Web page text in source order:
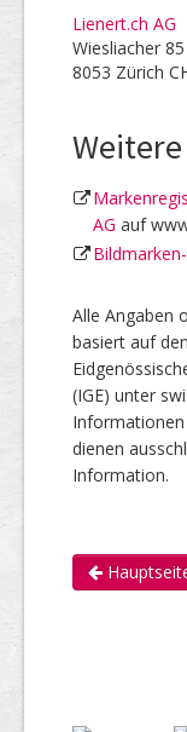
Lienert.ch AG
Wiesliacher 85
8053 Zürich
AG auf
Alle Angaben
basiert auf
(IGE) unter
dienen
Information.